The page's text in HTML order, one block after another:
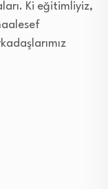
Ki eğitimliyiz,